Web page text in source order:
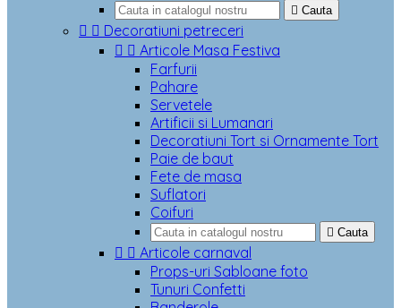
 Cauta
  Decoratiuni petreceri
  Articole Masa Festiva
Farfurii
Pahare
Servetele
Artificii si Lumanari
Decoratiuni Tort si Ornamente Tort
Paie de baut
Fete de masa
Suflatori
Coifuri
 Cauta
  Articole carnaval
Props-uri Sabloane foto
Tunuri Confetti